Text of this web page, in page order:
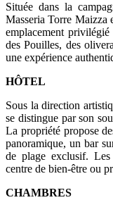
Située dans la
Masseria Torre Maizza
emplacement
des Pouilles, des
une expérience
HÔTEL
Sous la direction
se distingue par son
La propriété propose
panoramique, un bar
de plage exclusif. Les
centre de bien-être ou
CHAMBRES